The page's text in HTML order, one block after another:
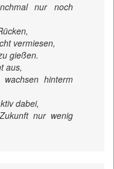
nur noch
vermiesen,
gießen.
aus,
hinterm
dabei,
nur wenig